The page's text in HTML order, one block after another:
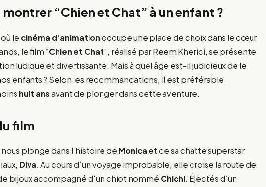
montrer “Chien et Chat” à un enfant ?
le cinéma d’animationoccupe une place de choix dans le cœur
le film “Chien et Chat”, réalisé par Reem Kherici, se présente
ludique et divertissante. Mais à quel âge est-il judicieux de le
enfants ? Selon les recommandations, il est préférable
huit ansavant de plonger dans cette aventure.
film
plonge dans l’histoire de Monica et de sa chatte superstar
Diva. Au cours d’un voyage improbable, elle croise la route de
bijoux accompagné d’un chiot nommé Chichi. Éjectés d’un